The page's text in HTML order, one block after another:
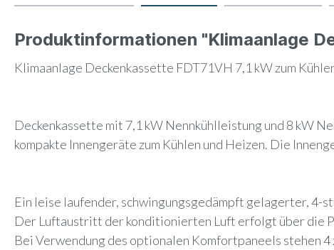
Produktinformationen "Klimaanlage
Klimaanlage Deckenkassette FDT71VH 7,1 kW zum
Deckenkassette mit 7,1 kW Nennkühlleistung und 8 kW
kompakte Innengeräte zum Kühlen und Heizen. Die
Ein leise laufender, schwingungsgedämpft gelagerter,
Der Luftaustritt der konditionierten Luft erfolgt über die
Bei Verwendung des optionalen Komfortpaneels stehen